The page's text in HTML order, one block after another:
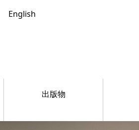
English
出版物